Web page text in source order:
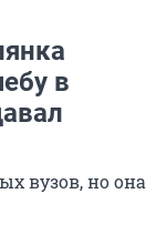
в
вузов, но она